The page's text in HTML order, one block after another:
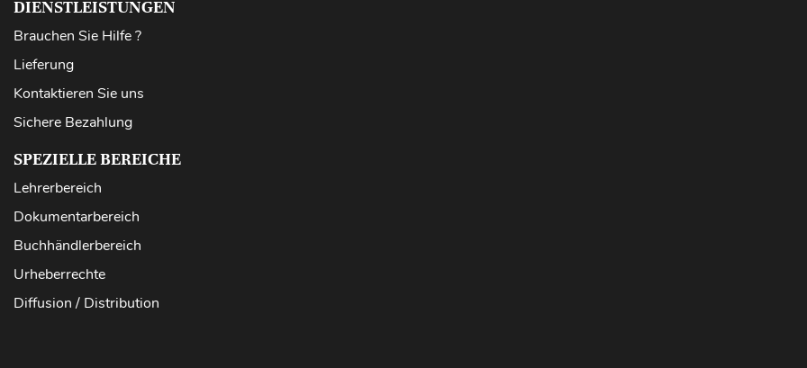
DIENSTLEISTUNGEN
Brauchen Sie Hilfe ?
Lieferung
Kontaktieren Sie uns
Sichere Bezahlung
SPEZIELLE BEREICHE
Lehrerbereich
Dokumentarbereich
Buchhändlerbereich
Urheberrechte
Diffusion / Distribution